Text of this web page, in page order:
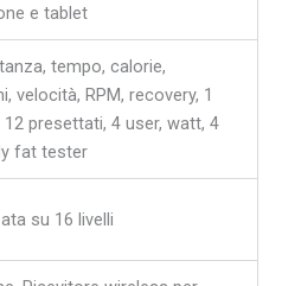
e tablet
tempo, calorie,
velocità, RPM, recovery, 1
12 presettati, 4 user, watt, 4
fat tester
su 16 livelli